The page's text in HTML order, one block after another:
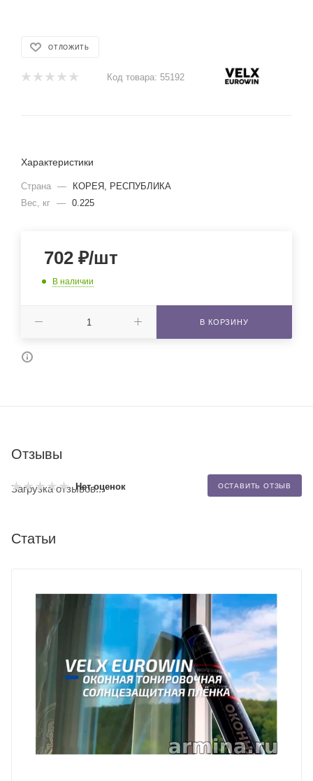
ОТЛОЖИТЬ
Код товара: 55192
Характеристики
Страна —
КОРЕЯ, РЕСПУБЛИКА
Вес, кг — 0.225
702 ₽/шт
В наличии
В КОРЗИНУ
Отзывы
Нет оценок ОСТАВИТЬ ОТЗЫВ
Загрузка отзывов...
Статьи